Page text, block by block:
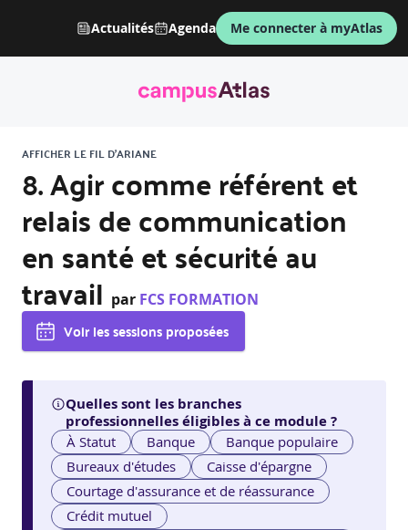
Actualités Agenda Me connecter à myAtlas
AFFICHER LE FIL D'ARIANE
8. Agir comme référent et
relais de communication
en santé et sécurité au
travail par FCS FORMATION
Voir les sessions proposées
Quelles sont les branches
professionnelles éligibles à ce module ?
À Statut Banque
Banque populaire
Bureaux d'études
Caisse d'épargne
Courtage d'assurance et de réassurance
Crédit mutuel